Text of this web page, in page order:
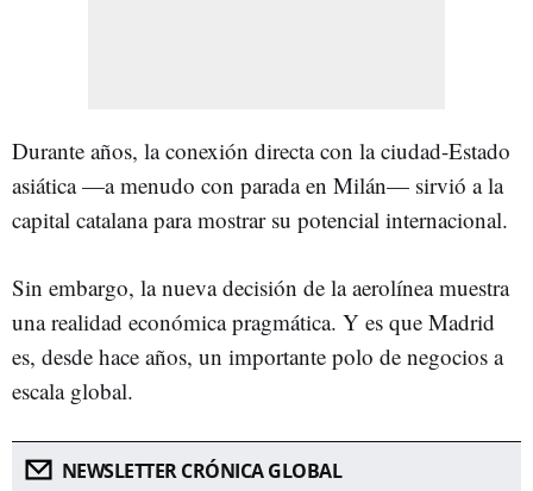
Durante años, la conexión directa con la ciudad-Estado
asiática —a menudo con parada en Milán— sirvió a la
capital catalana para mostrar su potencial internacional.
Sin embargo, la nueva decisión de la aerolínea muestra
una realidad económica pragmática. Y es que Madrid
es, desde hace años, un importante polo de negocios a
escala global.
NEWSLETTER CRÓNICA GLOBAL